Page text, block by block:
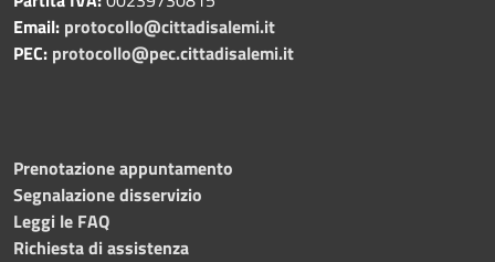
Email: protocollo@cittadisalemi.it
PEC: protocollo@pec.cittadisalemi.it
Prenotazione appuntamento
Segnalazione disservizio
Leggi le FAQ
Richiesta di assistenza